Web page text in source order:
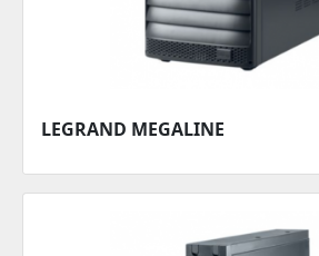
LEGRAND MEGALINE